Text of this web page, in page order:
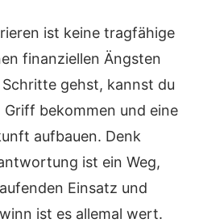
ist keine tragfähige
finanziellen Ängsten
gehst, kannst du
bekommen und eine
aufbauen. Denk
ist ein Weg,
Einsatz und
ist es allemal wert.